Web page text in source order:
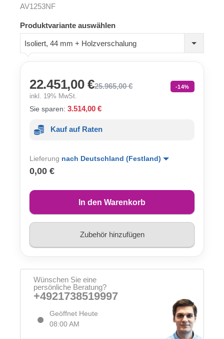
AV1253NF
Produktvariante auswählen
Isoliert, 44 mm + Holzverschalung
22.451,00 €25.965,00 € -14%
inkl. 19% MwSt.
Sie sparen: 3.514,00 €
Kauf auf Raten
Lieferung nach Deutschland (Festland)
0,00 €
In den Warenkorb
Zubehör hinzufügen
Wünschen Sie eine
persönliche Beratung?
+4921738519997
Geöffnet Heute
08:00 AM